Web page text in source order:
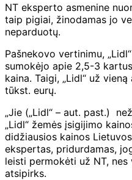
NT eksperto asmenine
taip pigiai, žinodamas jo
neparduotų.
Pašnekovo vertinimu,
sumokėjo apie 2,5-3
kaina. Taigi, „Lidl“ už
tūkst. eurų.
„Jie („Lidl“ – aut. past.)
„Lidl“ žemės įsigijimo
didžiausios kainos
ekspertas, pridurdamas,
leisti permokėti už NT,
atsipirks.